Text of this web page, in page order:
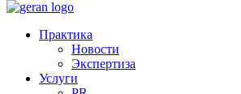
Практика
Новости
Экспертиза
Услуги